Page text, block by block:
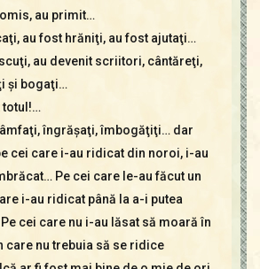
au primit…
au fost hrăniţi, au fost ajutaţi…
au devenit scriitori, cântăreţi,
şi bogaţi…
totul!…
îngrăşaţi, îmbogăţiţi… dar
cei care i-au ridicat din noroi, i-au
Pe cei care le-au făcut un
i-au ridicat până la a-i putea
cei care nu i-au lăsat să moară în
care nu trebuia să se ridice